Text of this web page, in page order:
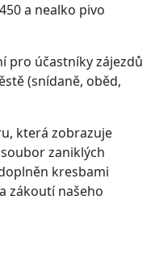
a nealko pivo
pro účastníky zájezdů
(snídaně, oběd,
která zobrazuje
zaniklých
kresbami
zákoutí našeho